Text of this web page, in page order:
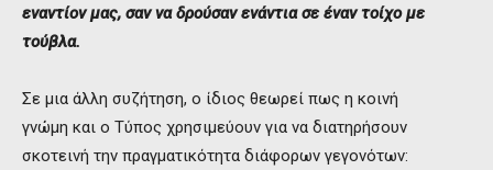
εναντίον μας, σαν να δρούσαν ενάντια σε έναν τοίχο με
τούβλα.
Σε μια άλλη συζήτηση, ο ίδιος θεωρεί πως η κοινή
γνώμη και ο Τύπος χρησιμεύουν για να διατηρήσουν
σκοτεινή την πραγματικότητα διάφορων γεγονότων: